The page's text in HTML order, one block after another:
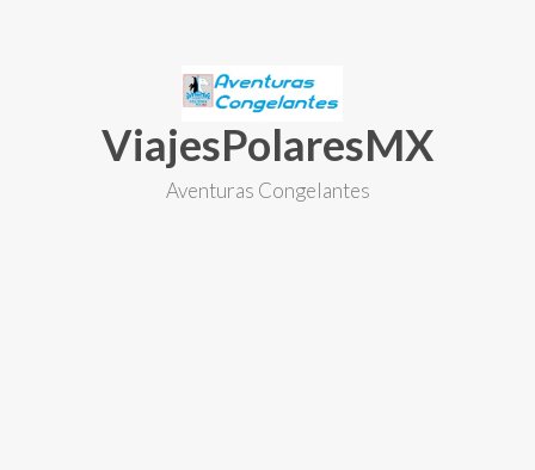
ViajesPolaresMX
Aventuras Congelantes